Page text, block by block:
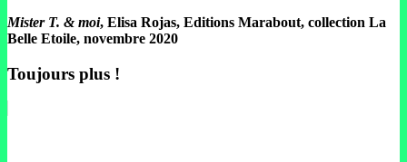
Mister T. & moi, Elisa Rojas, Editions Marabout, collection La
Belle Etoile, novembre 2020
Toujours plus !